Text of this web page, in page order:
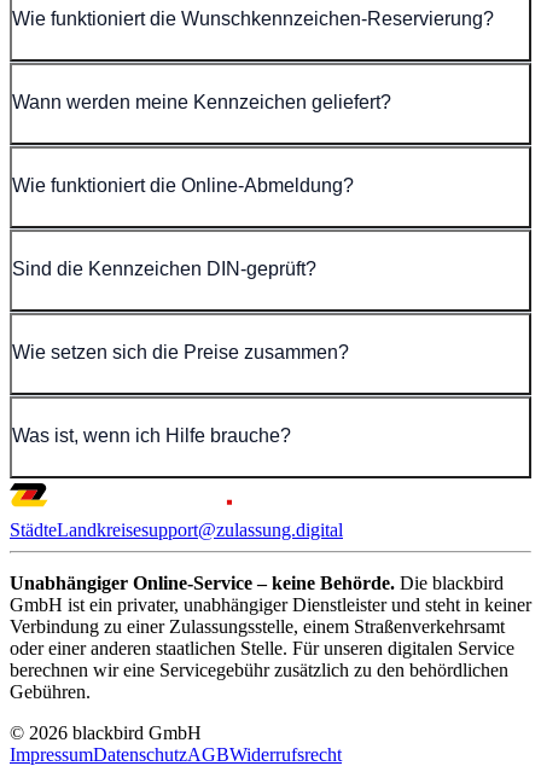
Wie funktioniert die Wunschkennzeichen-Reservierung?
Wann werden meine Kennzeichen geliefert?
Wie funktioniert die Online-Abmeldung?
Sind die Kennzeichen DIN-geprüft?
Wie setzen sich die Preise zusammen?
Was ist, wenn ich Hilfe brauche?
StädteLandkreisesupport@zulassung.digital
Unabhängiger Online-Service – keine Behörde. Die blackbird
GmbH ist ein privater, unabhängiger Dienstleister und steht in keiner
Verbindung zu einer Zulassungsstelle, einem Straßenverkehrsamt
oder einer anderen staatlichen Stelle. Für unseren digitalen Service
berechnen wir eine Servicegebühr zusätzlich zu den behördlichen
Gebühren.
© 2026 blackbird GmbH
ImpressumDatenschutzAGBWiderrufsrecht